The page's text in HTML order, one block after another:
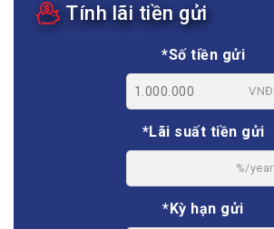
Tính lãi tiền gửi
*Số tiền gửi
VNĐ
*Lãi suất tiền gửi
%/year
*Kỳ hạn gửi